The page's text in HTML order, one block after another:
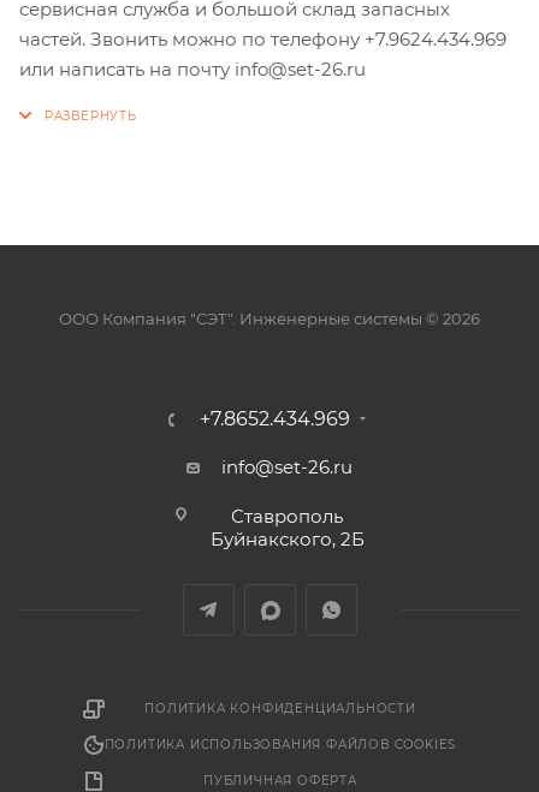
сервисная служба и большой склад запасных
частей. Звонить можно по телефону +7.9624.434.969
или написать на почту info@set-26.ru
ООО Компания "СЭТ". Инженерные системы © 2026
+7.8652.434.969
info@set-26.ru
Ставрополь
Буйнакского, 2Б
ПОЛИТИКА КОНФИДЕНЦИАЛЬНОСТИ
ПОЛИТИКА ИСПОЛЬЗОВАНИЯ ФАЙЛОВ COOKIES
ПУБЛИЧНАЯ ОФЕРТА